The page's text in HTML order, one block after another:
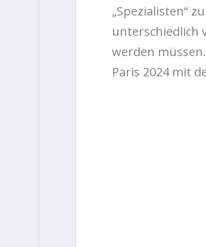
„Spezialisten“
unterschiedlich
werden
Paris 2024 mit